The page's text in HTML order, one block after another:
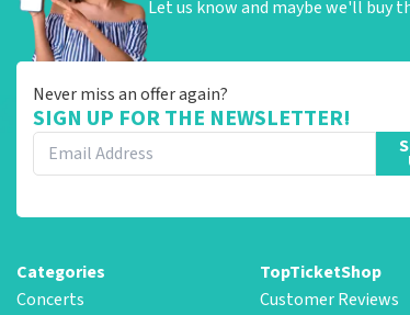
Let us know and maybe we'll buy
Never miss an offer again?
SIGN UP FOR THE NEWSLETTER!
Categories
Concerts
TopTicketShop
Customer Reviews